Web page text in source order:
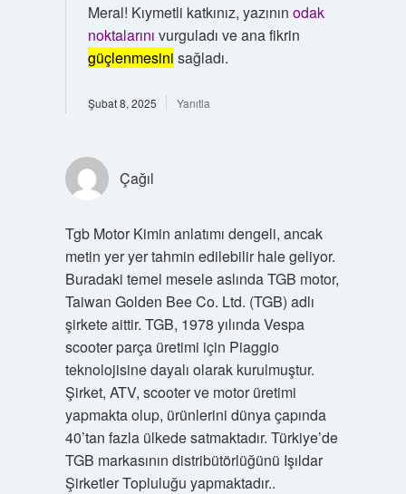
Meral! Kıymetli katkınız, yazının odak
noktalarını vurguladı ve ana fikrin
güçlenmesini sağladı.
Şubat 8, 2025 Yanıtla
Çağıl
Tgb Motor Kimin anlatımı dengeli, ancak
metin yer yer tahmin edilebilir hale geliyor.
Buradaki temel mesele aslında TGB motor,
Taiwan Golden Bee Co. Ltd. (TGB) adlı
şirkete aittir. TGB, 1978 yılında Vespa
scooter parça üretimi için Piaggio
teknolojisine dayalı olarak kurulmuştur.
Şirket, ATV, scooter ve motor üretimi
yapmakta olup, ürünlerini dünya çapında
40’tan fazla ülkede satmaktadır. Türkiye’de
TGB markasının distribütörlüğünü Işıldar
Şirketler Topluluğu yapmaktadır..